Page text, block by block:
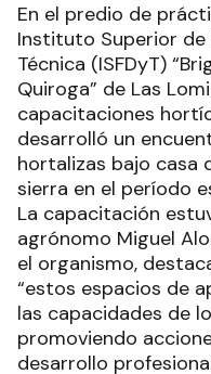
En el predio de
Instituto Superior
Técnica (ISFDyT)
Quiroga” de Las
capacitaciones
desarrolló un
hortalizas bajo casa
sierra en el período
La capacitación
agrónomo Miguel
el organismo,
“estos espacios de
las capacidades de
promoviendo
desarrollo